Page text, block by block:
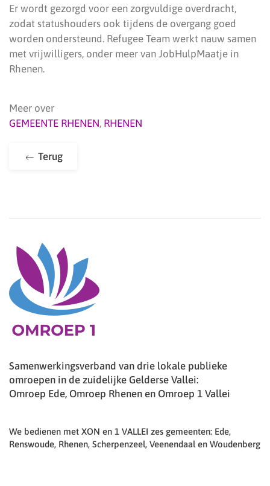
Er wordt gezorgd voor een zorgvuldige overdracht,
zodat statushouders ook tijdens de overgang goed
worden ondersteund. Refugee Team werkt nauw samen
met vrijwilligers, onder meer van JobHulpMaatje in
Rhenen.
Meer over
GEMEENTE RHENEN, RHENEN
Terug
Samenwerkingsverband van drie lokale publieke
omroepen in de zuidelijke Gelderse Vallei:
Omroep Ede, Omroep Rhenen en Omroep 1 Vallei
We bedienen met XON en 1 VALLEI zes gemeenten: Ede,
Renswoude, Rhenen, Scherpenzeel, Veenendaal en Woudenberg